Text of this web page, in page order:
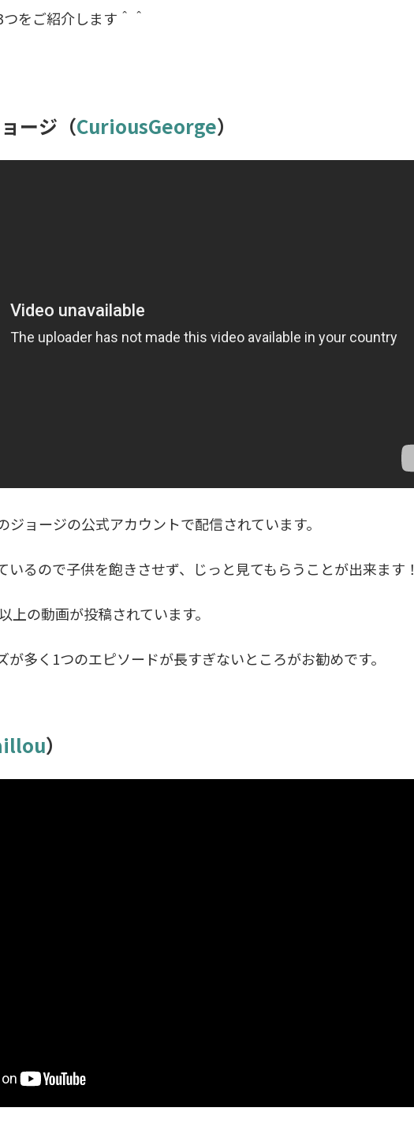
をご紹介します＾＾
ージ（CuriousGeorge）
ジョージの公式アカウントで配信されています。
いるので子供を飽きさせず、じっと見てもらうことが出来ます！
上の動画が投稿されています。
が多く1つのエピソードが長すぎないところがお勧めです。
）